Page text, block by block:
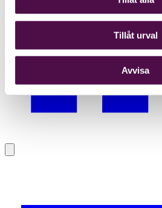
Tillåt urval
Avvisa